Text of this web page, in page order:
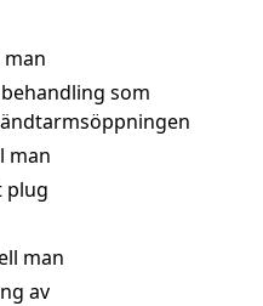
som
man
plug
man
av